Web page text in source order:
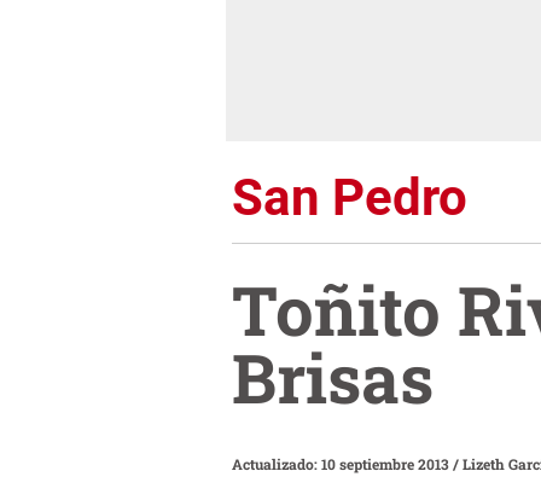
San Pedro
Toñito
Brisas
Actualizado: 10 septiembre 2013/Lizeth